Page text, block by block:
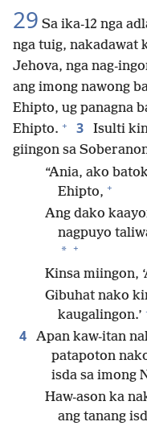
29 Sa ika-12 nga
nga tuig, nakadawat
Jehova, nga nag-
ang imong nawong
Ehipto, ug panagna
Ehipto. + 3
Isulti
giingon sa
“Ania, ako
Ehipto, +
Ang dako
nagpuyo
* +
Kinsa miingon,
Gibuhat nako
kaugalingon.’
4
Apan kaw-itan
patapoton
isda sa imong
Haw-ason ka
ang tanang